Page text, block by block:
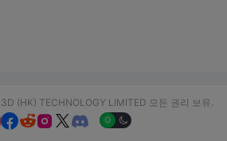
(HK) TECHNOLOGY LIMITED 모든 권리 보유.
  